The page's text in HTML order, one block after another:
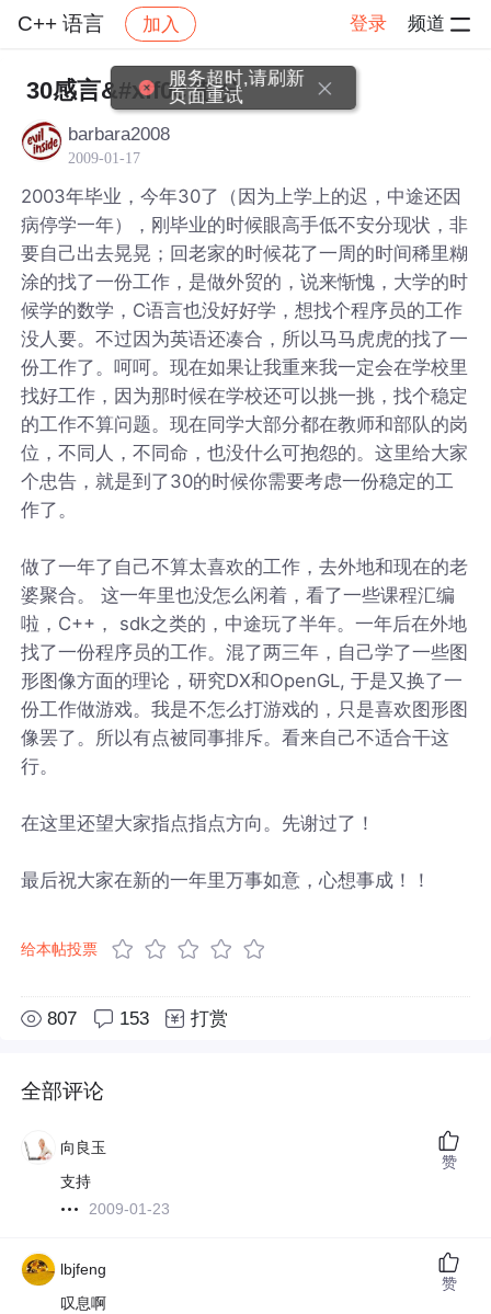
C++ 语言 加入 登录 频道
社区 C++ 语言 帖子详情
30感言&#xff0c;散分
barbara2008
2009-01-17
2003年毕业，今年30了（因为上学上的迟，中途还因
病停学一年），刚毕业的时候眼高手低不安分现状，非
要自己出去晃晃；回老家的时候花了一周的时间稀里糊
涂的找了一份工作，是做外贸的，说来惭愧，大学的时
候学的数学，C语言也没好好学，想找个程序员的工作
没人要。不过因为英语还凑合，所以马马虎虎的找了一
份工作了。呵呵。现在如果让我重来我一定会在学校里
找好工作，因为那时候在学校还可以挑一挑，找个稳定
的工作不算问题。现在同学大部分都在教师和部队的岗
位，不同人，不同命，也没什么可抱怨的。这里给大家
个忠告，就是到了30的时候你需要考虑一份稳定的工
作了。
做了一年了自己不算太喜欢的工作，去外地和现在的老
婆聚合。 这一年里也没怎么闲着，看了一些课程汇编
啦，C++， sdk之类的，中途玩了半年。一年后在外地
找了一份程序员的工作。混了两三年，自己学了一些图
形图像方面的理论，研究DX和OpenGL, 于是又换了一
份工作做游戏。我是不怎么打游戏的，只是喜欢图形图
像罢了。所以有点被同事排斥。看来自己不适合干这
行。
在这里还望大家指点指点方向。先谢过了！
最后祝大家在新的一年里万事如意，心想事成！！
给本帖投票
807 153 打赏
全部评论
向良玉
支持
2009-01-23
赞
lbjfeng
叹息啊
赞